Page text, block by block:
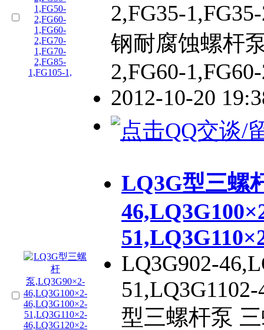
2,FG35-
钢耐腐蚀螺杆
2,FG60-
2012-10-20
LQ3G型三螺
LQ3G902-
型三螺杆泵